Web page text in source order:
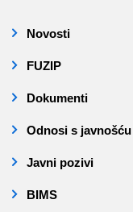
Novosti
FUZIP
Dokumenti
Odnosi s javnošću
Javni pozivi
BIMS